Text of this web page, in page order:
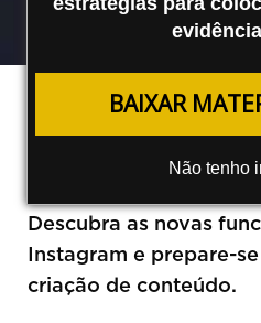
BAIXAR
Não tenho
Instagram Está
Elementos de IA
Descubra as novas
Instagram e prepare-
criação de conteúdo.